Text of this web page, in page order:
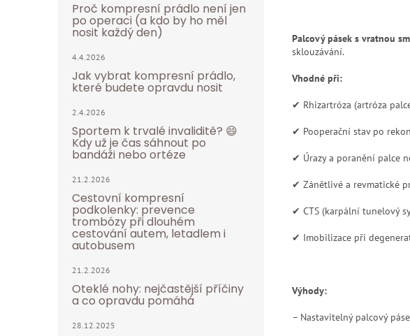
Proč kompresní prádlo není jen
po operaci (a kdo by ho měl
nosit každý den)
4.4.2026
Jak vybrat kompresní prádlo,
které budete opravdu nosit
2.4.2026
Sportem k trvalé invaliditě? 😄
Kdy už je čas sáhnout po
bandáži nebo ortéze
21.2.2026
Cestovní kompresní
podkolenky: prevence
trombózy při dlouhém
cestování autem, letadlem i
autobusem
21.2.2026
Oteklé nohy: nejčastější příčiny
a co opravdu pomáhá
28.12.2025
Palcový pásek s vratnou
sklouzávání.
Vhodné při:
✔ Rhizartróza (artróza
✔ Pooperační stav po
✔ Úrazy a poranění palce
✔ Zánětlivé a revmatické
✔ CTS (karpální tunelový
✔ Imobilizace při
Výhody:
– Nastavitelný palcový